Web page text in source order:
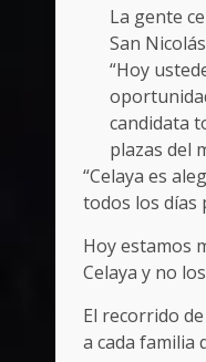
La gente
San
“Hoy
candidata
plazas del
“Celaya es
todos los días
Hoy estamos
Celaya y no
El recorrido
a cada familia